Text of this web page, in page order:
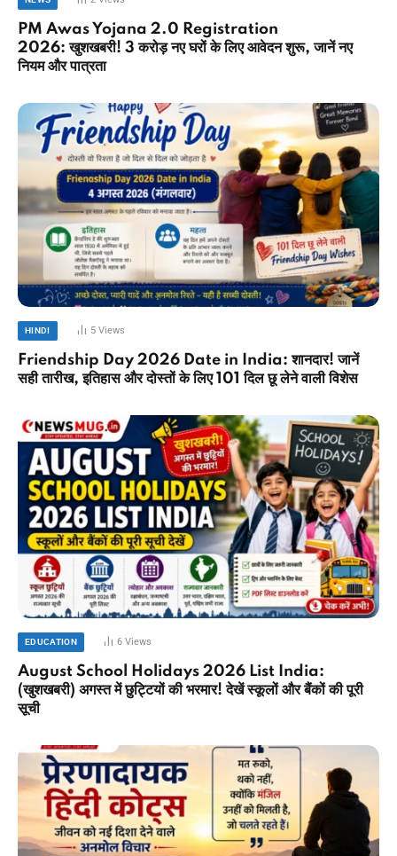
PM Awas Yojana 2.0 Registration
2026: खुशखबरी! 3 करोड़ नए घरों के लिए आवेदन शुरू, जानें नए
नियम और पात्रता
HINDI 5 Views
Friendship Day 2026 Date in India: शानदार! जानें
सही तारीख, इतिहास और दोस्तों के लिए 101 दिल छू लेने वाली विशेस
EDUCATION 6Views
August School Holidays 2026 List India:
(खुशखबरी) अगस्त में छुट्टियों की भरमार! देखें स्कूलों और बैंकों की पूरी
सूची